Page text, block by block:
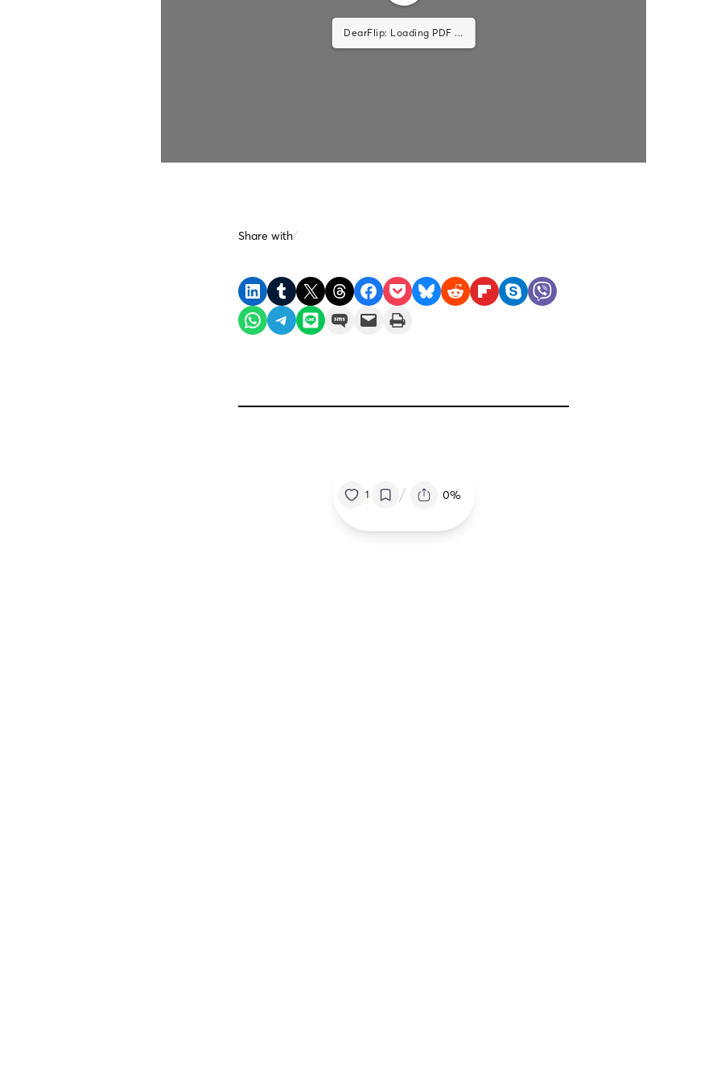
DearFlip: Loading PDF 100% ...
Share with/
Share on LinkedIn Share on Tumblr Share on X Share on Threads Share on Facebook Share on Pocket Share on Bluesky Share on Reddit Share on Flipboard Share on Skype
Share on Viber
Share on WhatsApp
Share on Telegram Share on LINE Share on SMS Email this Page Print this Page
1 / 0%